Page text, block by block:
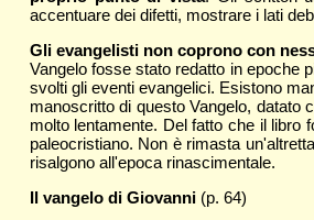
accentuare dei difetti, mostrare i lati
Gli evangelisti non coprono con
Vangelo fosse stato redatto in epoche
svolti gli eventi evangelici. Esistono
manoscritto di questo Vangelo, datato
molto lentamente. Del fatto che il libro
paleocristiano. Non è rimasta
risalgono all'epoca rinascimentale.
Il vangelo di Giovanni(p. 64)